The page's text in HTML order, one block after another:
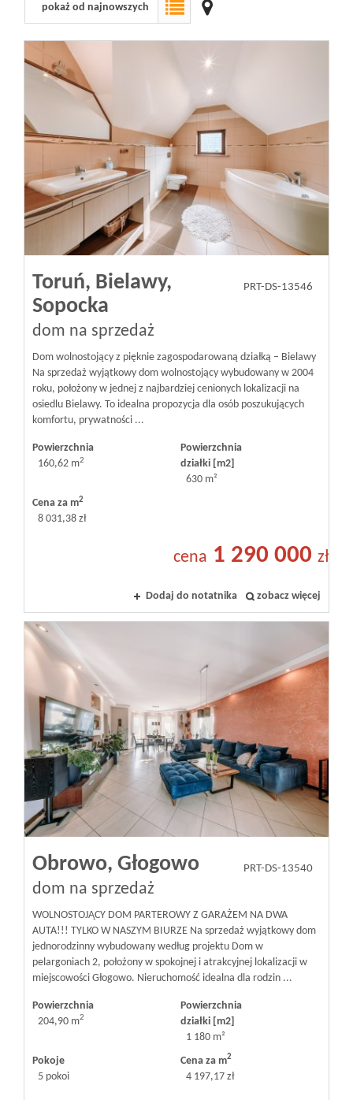
pokaż od najnowszych
Toruń, Bielawy,
Sopocka
dom na sprzedaż
PRT-DS-13546
Dom wolnostojący z pięknie zagospodarowaną działką – Bielawy
Na sprzedaż wyjątkowy dom wolnostojący wybudowany w 2004
roku, położony w jednej z najbardziej cenionych lokalizacji na
osiedlu Bielawy. To idealna propozycja dla osób poszukujących
komfortu, prywatności ...
Powierzchnia
160,62 m2
Powierzchnia
działki [m2]
630 m²
Cena za m2
8 031,38 zł
cena 1 290 000 zł
Dodaj do notatnika zobacz więcej
Obrowo, Głogowo
dom na sprzedaż
PRT-DS-13540
WOLNOSTOJĄCY DOM PARTEROWY Z GARAŻEM NA DWA
AUTA!!! TYLKO W NASZYM BIURZE Na sprzedaż wyjątkowy dom
jednorodzinny wybudowany według projektu Dom w
pelargoniach 2, położony w spokojnej i atrakcyjnej lokalizacji w
miejscowości Głogowo. Nieruchomość idealna dla rodzin ...
Powierzchnia
204,90 m2
Powierzchnia
działki [m2]
1 180 m²
Pokoje
5 pokoi
Cena za m2
4 197,17 zł